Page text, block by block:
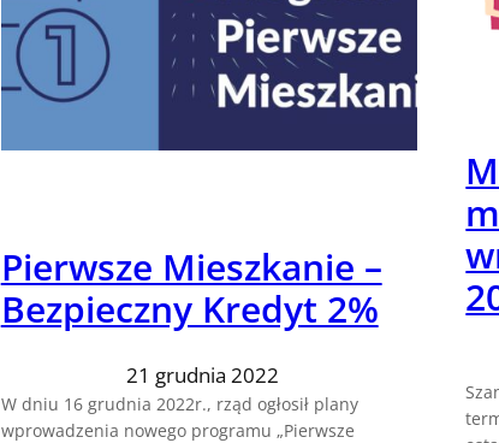
Pierwsze Mieszkanie –
Bezpieczny Kredyt 2%
21 grudnia 2022
W dniu 16 grudnia 2022r., rząd ogłosił plany
wprowadzenia nowego programu „Pierwsze